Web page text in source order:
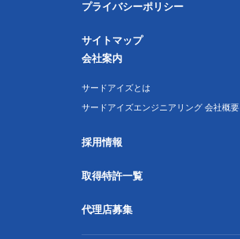
プライバシーポリシー
サイトマップ
会社案内
サードアイズとは
サードアイズエンジニアリング 会社概要
採用情報
取得特許一覧
代理店募集